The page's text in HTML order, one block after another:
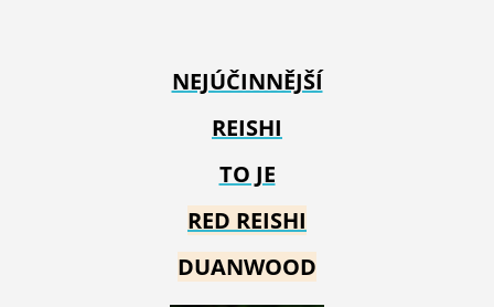
NEJÚČINNĚJŠÍ
REISHI
TO JE
RED REISHI
DUANWOOD